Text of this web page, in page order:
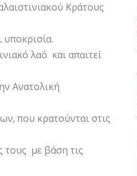
Κράτους
λαό και απαιτεί
Ανατολική
που κρατούνται στις
τους με βάση τις